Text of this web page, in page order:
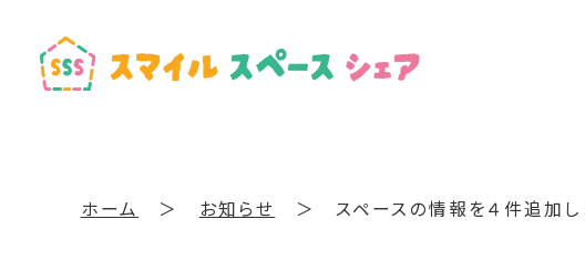
ホーム ＞ お知らせ ＞ スペースの情報を４件追加